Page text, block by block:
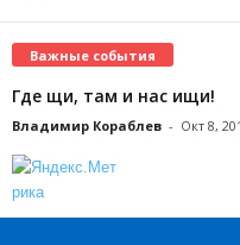
Важные события
Где щи, там и нас ищи!
Владимир Кораблев - Окт 8,